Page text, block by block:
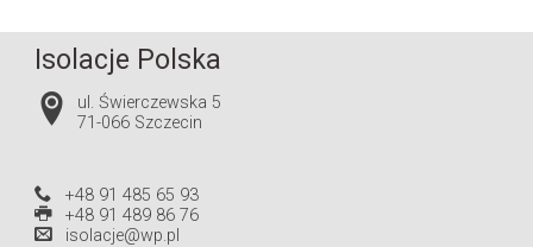
Isolacje Polska
ul. Świerczewska 5
71-066 Szczecin
+48 91 485 65 93
+48 91 489 86 76
isolacje@wp.pl